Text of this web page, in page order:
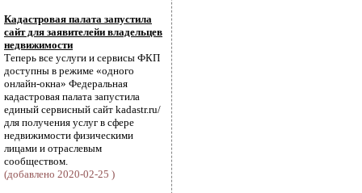
Кадастровая палата запустила
сайт для заявителейи владельцев
недвижимости
Теперь все услуги и сервисы ФКП
доступны в режиме «одного
онлайн-окна» Федеральная
кадастровая палата запустила
единый сервисный сайт kadastr.ru/
для получения услуг в сфере
недвижимости физическими
лицами и отраслевым
сообществом.
(добавлено 2020-02-25 )